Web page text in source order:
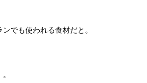
でも使われる食材だと。